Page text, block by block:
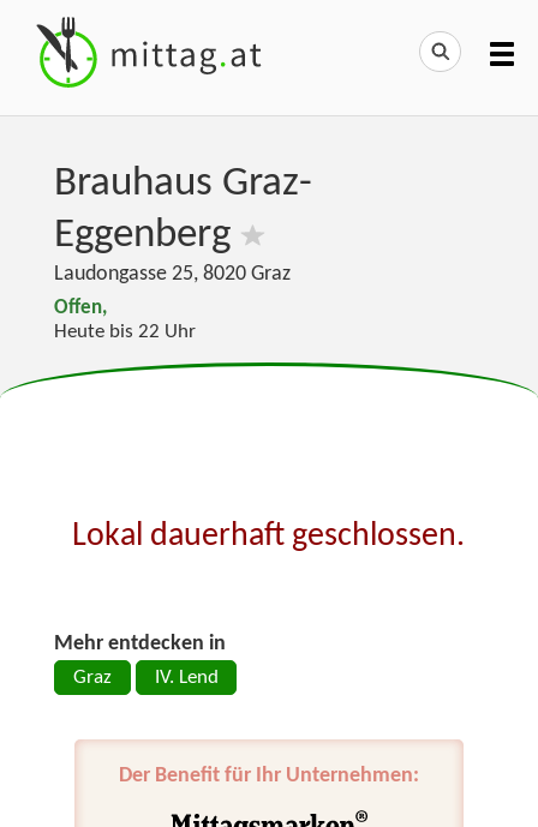
Brauhaus Graz-
Eggenberg
Laudongasse 25, 8020 Graz
Offen,
Heute bis 22 Uhr
Lokal dauerhaft geschlossen.
Mehr entdecken in
Graz IV. Lend
Der Benefit für Ihr Unternehmen: